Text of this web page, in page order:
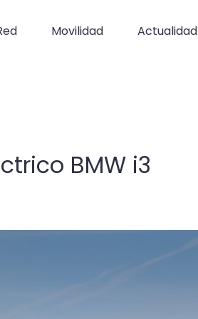
Movilidad Actualidad
BMW i3